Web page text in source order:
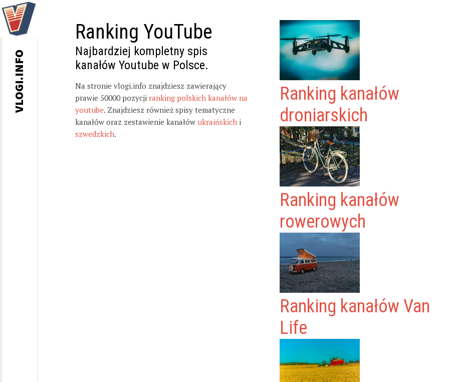
Ranking YouTube
Najbardziej kompletny spis
kanałów Youtube w Polsce.
Na stronie vlogi.info znajdziesz zawierający
prawie 50000 pozycji ranking polskich kanałów na
youtube. Znajdziesz również spisy tematyczne
kanałów oraz zestawienie kanałów ukraińskich i
szwedzkich.
Ranking kanałów
droniarskich
Ranking kanałów
rowerowych
Ranking kanałów Van
Life
VLOGI.INFO